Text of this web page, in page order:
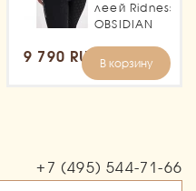
леей Ridness
OBSIDIAN
9 790 RUB В корзину
+7 (495) 544-71-66